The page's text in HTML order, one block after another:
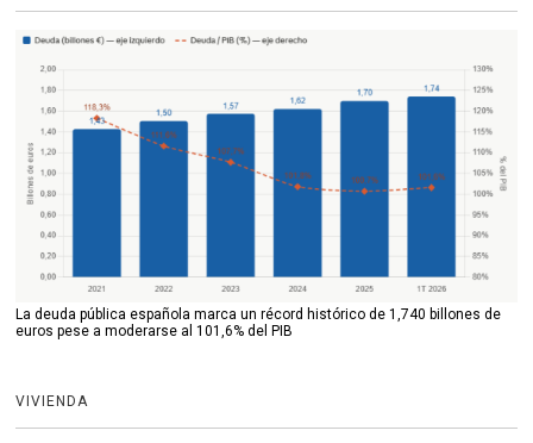
La deuda pública española marca un récord histórico de 1,740 billones de
euros pese a moderarse al 101,6% del PIB
VIVIENDA